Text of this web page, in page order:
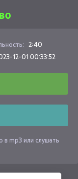
2:40
12-01 00:33:52
в mp3 или слушать